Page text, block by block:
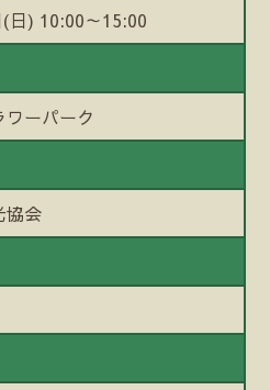
日) 10:00～15:00
ーパーク
協会